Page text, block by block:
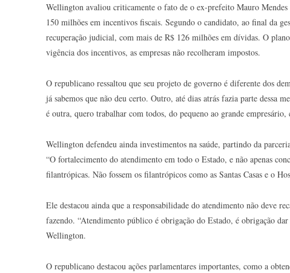
Wellington avaliou criticamente o fato de o ex-prefeito Mauro
150 milhões em incentivos fiscais. Segundo o candidato, ao final da
recuperação judicial, com mais de R$ 126 milhões em dívidas. O
vigência dos incentivos, as empresas não recolheram impostos.
O republicano ressaltou que seu projeto de governo é diferente dos
já sabemos que não deu certo. Outro, até dias atrás fazia parte dessa
é outra, quero trabalhar com todos, do pequeno ao grande
Wellington defendeu ainda investimentos na saúde, partindo da
“O fortalecimento do atendimento em todo o Estado, e não apenas
filantrópicas. Não fossem os filantrópicos como as Santas Casas e o
Ele destacou ainda que a responsabilidade do atendimento não deve
fazendo. “Atendimento público é obrigação do Estado, é obrigação
Wellington.
O republicano destacou ações parlamentares importantes, como a